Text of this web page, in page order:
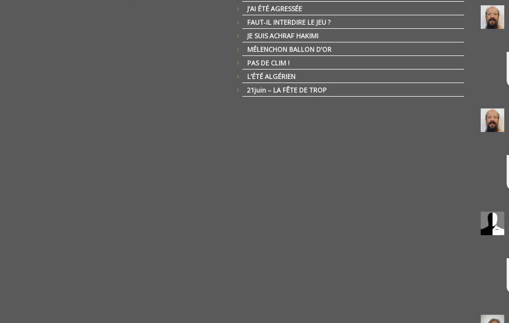
J’AI ÉTÉ AGRESSÉE
FAUT-IL INTERDIRE LE JEU ?
JE SUIS ACHRAF HAKIMI
MÉLENCHON BALLON D’OR
PAS DE CLIM !
L’ÉTÉ ALGÉRIEN
21juin – LA FÊTE DE TROP